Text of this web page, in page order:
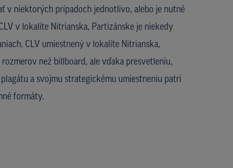
v niektorých prípadoch jednotlivo, alebo je nutné
v lokalite Nitrianska, Partizánske je niekedy
CLV umiestnený v lokalite Nitrianska,
než billboard, ale vďaka presvetleniu,
a svojmu strategickému umiestneniu patrí
formáty.